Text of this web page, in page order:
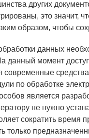
других
это значит,
образом, чтобы
данных
данный момент
современные
по обработке
является
не нужно
сократить время
только